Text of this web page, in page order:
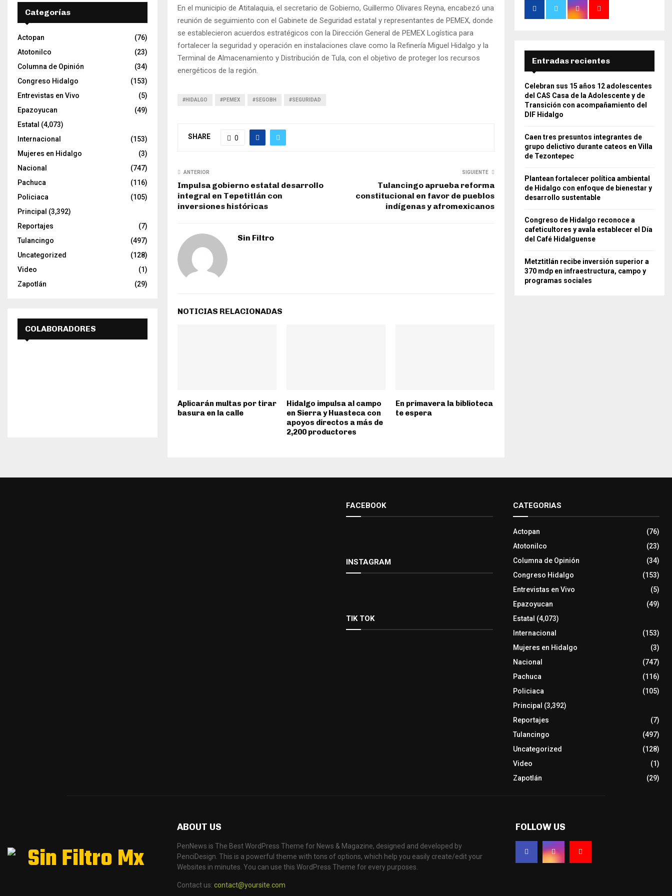
En el municipio de Atitalaquia, el secretario de Gobierno, Guillermo Olivares Reyna, encabezó una
reunión de seguimiento con el Gabinete de Seguridad estatal y representantes de PEMEX, donde
se establecieron acuerdos estratégicos con la Dirección General de PEMEX Logística para
fortalecer la seguridad y operación en instalaciones clave como la Refinería Miguel Hidalgo y la
Terminal de Almacenamiento y Distribución de Tula, con el objetivo de proteger los recursos
energéticos de la región.
#HIDALGO #PEMEX #SEGOBH #SEGURIDAD
SHARE 0
ANTERIOR
Impulsa gobierno estatal desarrollo
integral en Tepetitlán con
inversiones históricas
SIGUIENTE
Tulancingo aprueba reforma
constitucional en favor de pueblos
indígenas y afromexicanos
Sin Filtro
NOTICIAS RELACIONADAS
Aplicarán multas por tirar
basura en la calle
Hidalgo impulsa al campo
en Sierra y Huasteca con
apoyos directos a más de
2,200 productores
En primavera la biblioteca
te espera
Categorías
Actopan
(76)
Atotonilco
(23)
Columna de Opinión
(34)
Congreso Hidalgo
(153)
Entrevistas en Vivo
(5)
Epazoyucan
(49)
Estatal (4,073)
Internacional
(153)
Mujeres en Hidalgo
(3)
Nacional
(747)
Pachuca
(116)
Policiaca
(105)
Principal (3,392)
Reportajes
(7)
Tulancingo
(497)
Uncategorized
(128)
Video
(1)
Zapotlán
(29)
COLABORADORES
Entradas recientes
Celebran sus 15 años 12 adolescentes
del CAS Casa de la Adolescente y de
Transición con acompañamiento del
DIF Hidalgo
Caen tres presuntos integrantes de
grupo delictivo durante cateos en Villa
de Tezontepec
Plantean fortalecer política ambiental
de Hidalgo con enfoque de bienestar y
desarrollo sustentable
Congreso de Hidalgo reconoce a
cafeticultores y avala establecer el Día
del Café Hidalguense
Metztitlán recibe inversión superior a
370 mdp en infraestructura, campo y
programas sociales
FACEBOOK
INSTAGRAM
TIK TOK
CATEGORIAS
Actopan
(76)
Atotonilco
(23)
Columna de Opinión
(34)
Congreso Hidalgo
(153)
Entrevistas en Vivo
(5)
Epazoyucan
(49)
Estatal (4,073)
Internacional
(153)
Mujeres en Hidalgo
(3)
Nacional
(747)
Pachuca
(116)
Policiaca
(105)
Principal (3,392)
Reportajes
(7)
Tulancingo
(497)
Uncategorized
(128)
Video
(1)
Zapotlán
(29)
ABOUT US
PenNews is The Best WordPress Theme for News & Magazine, designed and developed by
PenciDesign. This is a powerful theme with tons of options, which help you easily create/edit your
Websites in minutes. You can use this WordPress Theme for every purposes.
Contact us: contact@yoursite.com
FOLLOW US